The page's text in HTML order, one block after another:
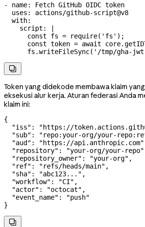
- name: Fetch GitHub OIDC token
  uses
: actions/github-script@v8
  with
:
    script
:
|
      const fs = require('fs');
const token = await
fs.writeFileSync('/tmp/gha-

Token yang didekode membawa klaim
eksekusi alur kerja. Aturan federasi Anda
klaim ini:
{
  "iss"
: "https://
  "sub"
: "repo:your-org/your-
  "aud"
: "https://api.anthropic.com"
  "repository"
: "your-org/your-repo"
  "repository_owner"
: "your-org" ,
  "ref"
: "refs/heads/main" ,
  "sha"
: "abc123..." ,
  "workflow"
: "CI" ,
  "actor"
: "octocat" ,
  "event_name"
:
"push"
}
